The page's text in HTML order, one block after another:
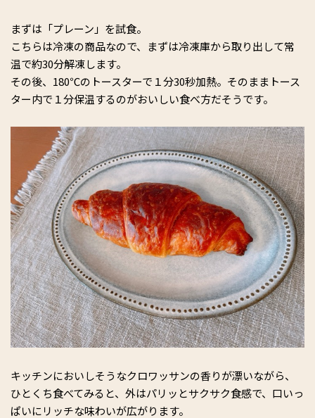
まずは「プレーン」を試食。
こちらは冷凍の商品なので、まずは冷凍庫から取り出して常
温で約30分解凍します。
その後、180℃のトースターで１分30秒加熱。そのままトース
ター内で１分保温するのがおいしい食べ方だそうです。
キッチンにおいしそうなクロワッサンの香りが漂いながら、
ひとくち食べてみると、外はパリッとサクサク食感で、口いっ
ぱいにリッチな味わいが広がります。